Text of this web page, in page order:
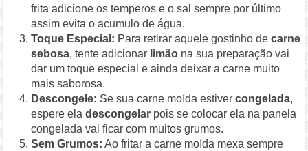
frita adicione os temperos e o sal sempre por último
assim evita o acumulo de água.
Toque Especial: Para retirar aquele gostinho decarne
sebosa, tente adicionar limão na sua preparação vai
dar um toque especial e ainda deixar a carne muito
mais saborosa.
Descongele: Se sua carne moída estivercongelada,
espere eladescongelar pois se colocar ela na panela
congelada vai ficar com muitos grumos.
Sem Grumos: Ao fritar a carne moída mexa sempre